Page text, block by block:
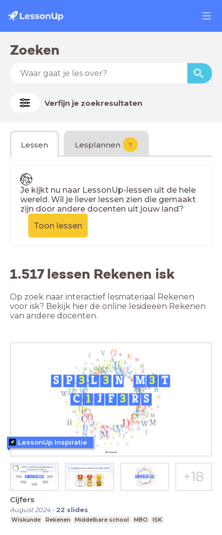
Zoeken
Verfijn je zoekresultaten
Lessen Lesplannen ?
Je kijkt nu naar LessonUp-lessen uit de hele
wereld. Wil je liever lessen zien die gemaakt
zijn door andere docenten uit jouw land?
Toon lessen
1.517 lessen Rekenen isk
Op zoek naar interactief lesmateriaal Rekenen
voor isk? Bekijk hier de online lesideeën Rekenen
van andere docenten.
Cijfers
August 2024- 22 slides
Wiskunde Rekenen Middelbare school MBO ISK
LessonUp Inspiratie